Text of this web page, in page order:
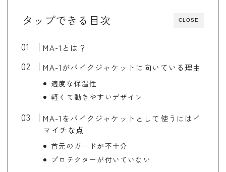
CLOSE
タップできる目次
MA-1とは？
MA-1がバイクジャケットに向いている理由
適度な保温性
軽くて動きやすいデザイン
MA-1をバイクジャケットとして使うにはイ
マイチな点
首元のガードが不十分
プロテクターが付いていない